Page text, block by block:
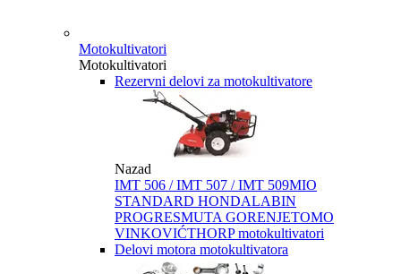
Motokultivatori
Motokultivatori
Rezervni delovi za motokultivatore
Nazad
IMT 506 / IMT 507 / IMT 509MIO
STANDARD HONDALABIN
PROGRESMUTA GORENJETOMO
VINKOVIĆTHORP motokultivatori
Delovi motora motokultivatora